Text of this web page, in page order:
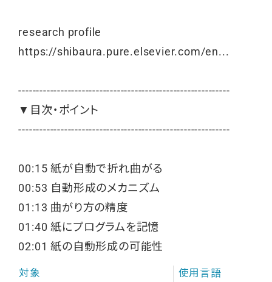
research profile
https://shibaura.pure.elsevier.com/en...
------------------------------------------------------------
▼目次・ポイント
------------------------------------------------------------
00:15 紙が自動で折れ曲がる
00:53 自動形成のメカニズム
01:13 曲がり方の精度
01:40 紙にプログラムを記憶
02:01 紙の自動形成の可能性
対象 使用言語